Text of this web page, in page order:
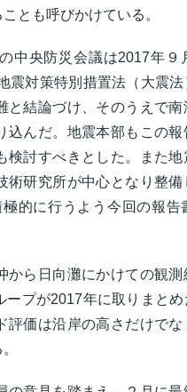
とも呼びかけている。
中央防災会議は2017年９
震対策特別措置法（大震
と結論づけ、そのうえで
込んだ。地震本部もこの
検討すべきとした。また
術研究所が中心となり整
的に行うよう今回の報告
ら日向灘にかけての観測
プが2017年に取りまと
評価は沿岸の高さだけで